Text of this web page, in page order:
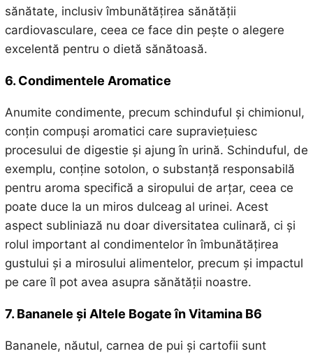
sănătate, inclusiv îmbunătățirea sănătății
cardiovasculare, ceea ce face din pește o alegere
excelentă pentru o dietă sănătoasă.
6. Condimentele Aromatice
Anumite condimente, precum schinduful și chimionul,
conțin compuși aromatici care supraviețuiesc
procesului de digestie și ajung în urină. Schinduful, de
exemplu, conține sotolon, o substanță responsabilă
pentru aroma specifică a siropului de arțar, ceea ce
poate duce la un miros dulceag al urinei. Acest
aspect subliniază nu doar diversitatea culinară, ci și
rolul important al condimentelor în îmbunătățirea
gustului și a mirosului alimentelor, precum și impactul
pe care îl pot avea asupra sănătății noastre.
7. Bananele și Altele Bogate în Vitamina B6
Bananele, năutul, carnea de pui și cartofii sunt